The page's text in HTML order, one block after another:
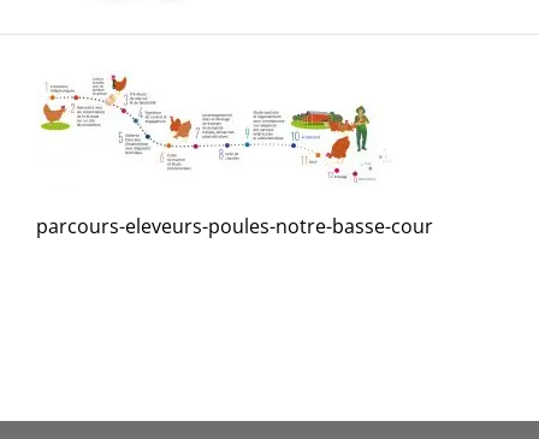
parcours-eleveurs-poules-notre-basse-cour